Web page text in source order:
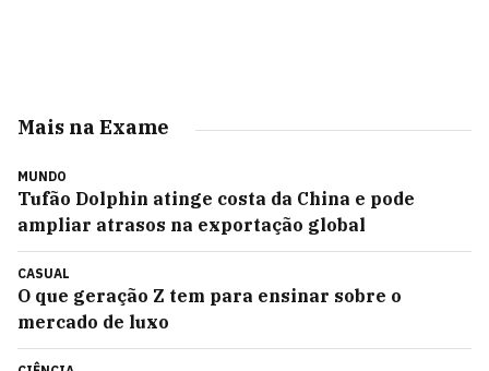
Mais na Exame
MUNDO
Tufão Dolphin atinge costa da China e pode
ampliar atrasos na exportação global
CASUAL
O que geração Z tem para ensinar sobre o
mercado de luxo